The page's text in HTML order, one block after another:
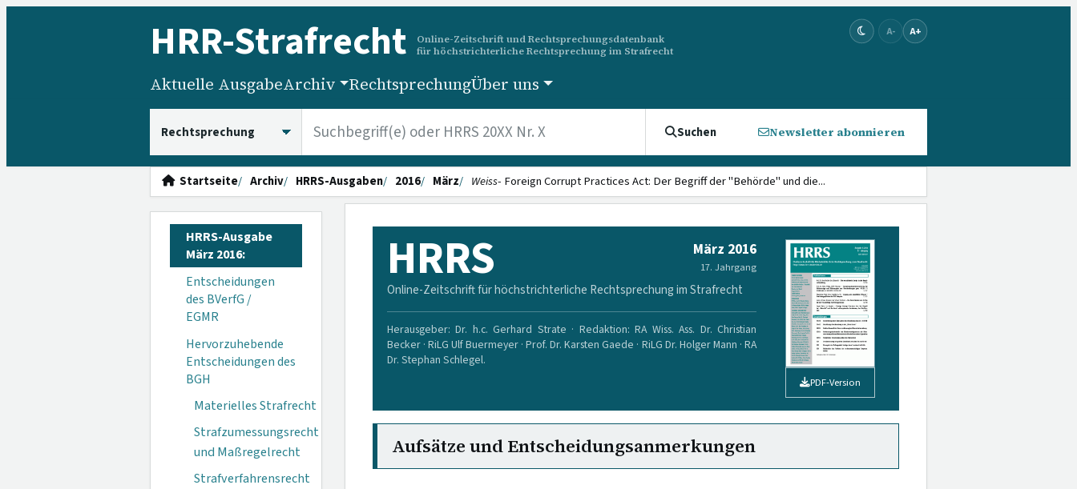
HRR-Strafrecht
Online-Zeitschrift und Rechtsprechungsdatenbank
für höchstrichterliche Rechtsprechung im Strafrecht
A- A+
Aktuelle AusgabeArchiv RechtsprechungÜber uns
Suchen Newsletter abonnieren
Startseite Archiv HRRS-Ausgaben 2016 März Weiss- Foreign Corrupt Practices Act: Der Begriff der "Behörde" und die...
HRRS-Ausgabe
März 2016:
Entscheidungen
des BVerfG /
EGMR
Hervorzuhebende
Entscheidungen des
BGH
Materielles Strafrecht
Strafzumessungsrecht
und Maßregelrecht
Strafverfahrensrecht
HRRS März 2016
17. Jahrgang
Online-Zeitschrift für höchstrichterliche Rechtsprechung im Strafrecht
Herausgeber: Dr. h.c. Gerhard Strate · Redaktion: RA Wiss. Ass. Dr. Christian
Becker · RiLG Ulf Buermeyer · Prof. Dr. Karsten Gaede · RiLG Dr. Holger Mann · RA
Dr. Stephan Schlegel.
PDF-Version
Aufsätze und Entscheidungsanmerkungen